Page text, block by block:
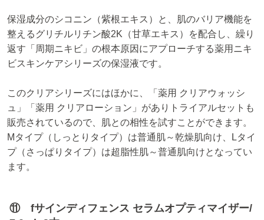
保湿成分のシコニン（紫根エキス）と、肌のバリア機能を
整えるグリチルリチン酸2K（甘草エキス）を配合し、繰り
返す「周期ニキビ」の根本原因にアプローチする薬用ニキ
ビスキンケアシリーズの保湿液です。
このクリアシリーズにはほかに、「薬用 クリアウォッシ
ュ」「薬用 クリアローション」がありトライアルセットも
販売されているので、肌との相性を試すことができます。
Mタイプ（しっとりタイプ）は普通肌～乾燥肌向け、Lタイ
プ（さっぱりタイプ）は超脂性肌～普通肌向けとなってい
ます。
⑪ fサインディフェンス セラムオプティマイザー/